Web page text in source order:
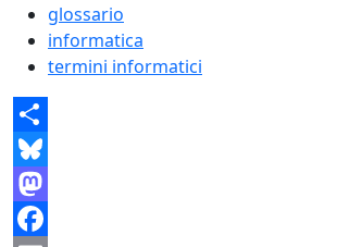
glossario
informatica
termini informatici
Share
Bluesky
Mastodon